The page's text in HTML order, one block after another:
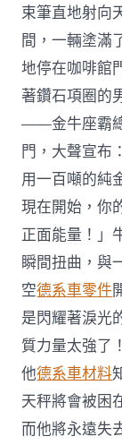
束筆直地射向
間，一輛塗滿
地停在咖啡館
著鑽石項圈的
——金牛座霸
門，大聲宣布
用一百噸的純
現在開始，你
正面能量！」
瞬間扭曲，與
空德系車零件
是閃耀著淚光
質力量太強了
他德系車材料
天秤將會被困
而他將永遠失